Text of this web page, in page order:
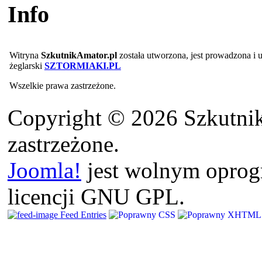
Info
Witryna SzkutnikAmator.plzostała utworzona, jest prowadzona i
żeglarski SZTORMIAKI.PL
Wszelkie prawa zastrzeżone.
Copyright © 2026
zastrzeżone.
Joomla! jest wolnym
licencji GNU GPL.
Feed Entries